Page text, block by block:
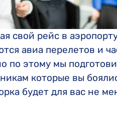
свой рейс в
авиа перелетов и
по этому мы
которые вы
будет для вас не